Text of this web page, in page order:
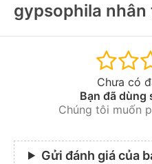
gypsophila nhân
Chưa có
Bạn đã dùng
Chúng tôi muốn
Gửi đánh giá của